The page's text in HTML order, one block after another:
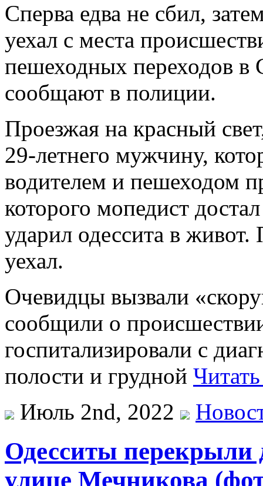
Сперва едва не сбил,
уехал с места
пешеходных переходов в
сообщают в полиции.
Проезжая на красный
29-летнего мужчину,
водителем и пешеходом
которого мопедист
ударил одессита в
уехал.
Очевидцы вызвали
сообщили о
госпитализировали с
полости и грудной
Июль 2nd, 2022
Одесситы перекрыли
улице Мечникова